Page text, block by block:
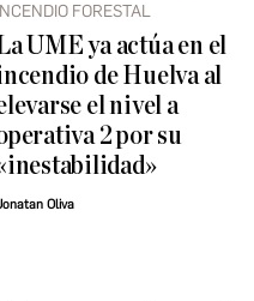
FORESTAL
UME ya actúa en el
de Huelva al
el nivel a
2 por su
Oliva